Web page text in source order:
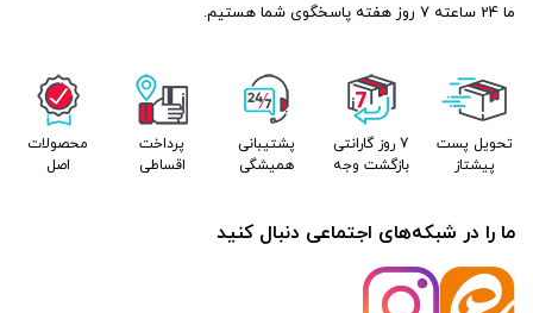
ما 24 ساعته 7 روز هفته پاسخگوی شما هستیم.
تحویل پست
پیشتاز
7 روز گارانتی
بازگشت وجه
پشتیبانی
همیشگی
پرداخت
اقساطی
محصولات
اصل
ما را در شبکه‌های اجتماعی دنبال کنید